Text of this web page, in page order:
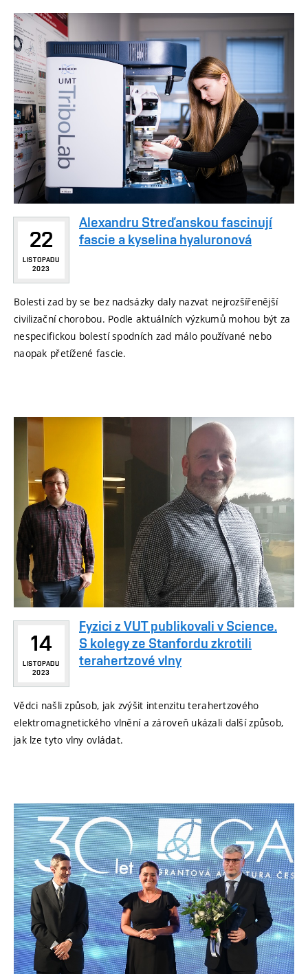
22
LISTOPADU
2023
Alexandru Streďanskou fascinují
fascie a kyselina hyaluronová
Bolesti zad by se bez nadsázky daly nazvat nejrozšířenější
civilizační chorobou. Podle aktuálních výzkumů mohou být za
nespecifickou bolestí spodních zad málo používané nebo
naopak přetížené fascie.
14
LISTOPADU
2023
Fyzici z VUT publikovali v Science.
S kolegy ze Stanfordu zkrotili
terahertzové vlny
Vědci našli způsob, jak zvýšit intenzitu terahertzového
elektromagnetického vlnění a zároveň ukázali další způsob,
jak lze tyto vlny ovládat.